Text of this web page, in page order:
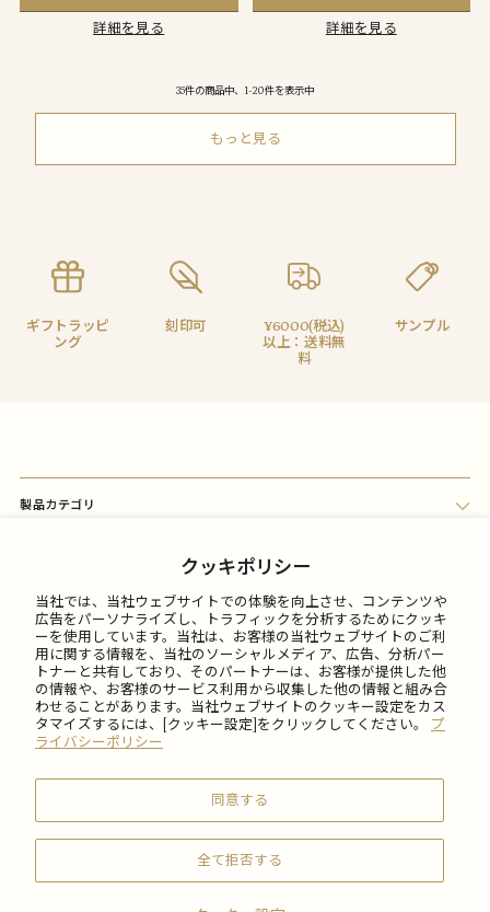
クッキポリシー
当社では、当社ウェブサイトでの体験を向上させ、コンテンツや
広告をパーソナライズし、トラフィックを分析するためにクッキ
ーを使用しています。当社は、お客様の当社ウェブサイトのご利
用に関する情報を、当社のソーシャルメディア、広告、分析パー
トナーと共有しており、そのパートナーは、お客様が提供した他
の情報や、お客様のサービス利用から収集した他の情報と組み合
わせることがあります。当社ウェブサイトのクッキー設定をカス
タマイズするには、[クッキー設定]をクリックしてください。 プ
ライバシーポリシー
同意する
全て拒否する
詳細を見る 詳細を見る
35件の商品中、1-20件を表示中
もっと見る
ギフトラッピ
ング
刻印可
¥6000(税込)
以上：送料無
料
サンプル
製品カテゴリ
FAQ
ご利用について
会社情報